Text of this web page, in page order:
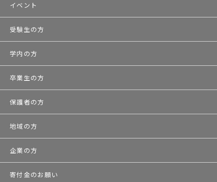
イベント
受験生の方
学内の方
卒業生の方
保護者の方
地域の方
企業の方
寄付金のお願い